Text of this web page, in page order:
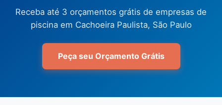
Receba até 3 orçamentos grátis de empresas de
piscina em Cachoeira Paulista, São Paulo
Peça seu Orçamento Grátis